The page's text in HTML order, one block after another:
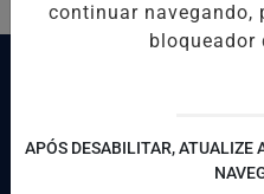
continuar navegando,
bloqueador
APÓS DESABILITAR, ATUALIZE